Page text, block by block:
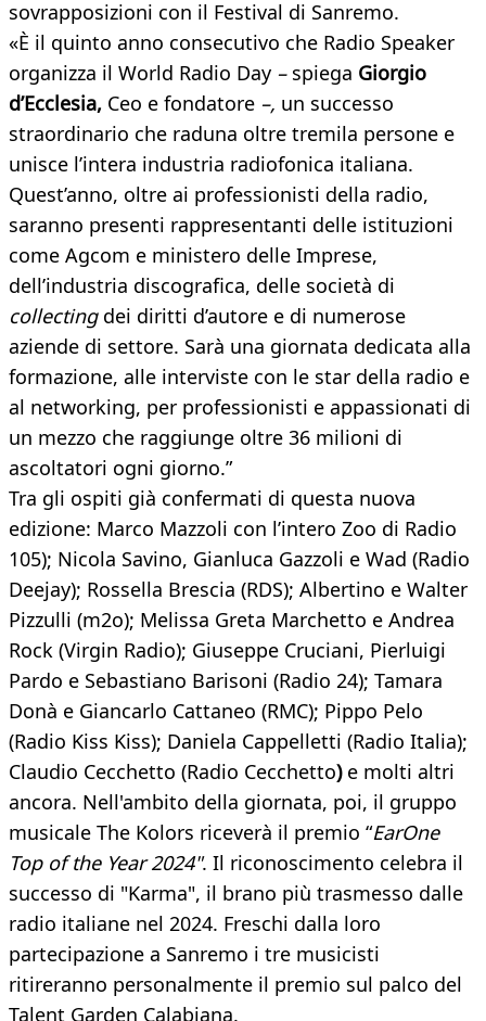
sovrapposizioni con il Festival di Sanremo.
«È il quinto anno consecutivo che Radio Speaker
organizza il World Radio Day – spiega Giorgio
d’Ecclesia, Ceo e fondatore –, un successo
straordinario che raduna oltre tremila persone e
unisce l’intera industria radiofonica italiana.
Quest’anno, oltre ai professionisti della radio,
saranno presenti rappresentanti delle istituzioni
come Agcom e ministero delle Imprese,
dell’industria discografica, delle società di
collectingdei diritti d’autore e di numerose
aziende di settore. Sarà una giornata dedicata alla
formazione, alle interviste con le star della radio e
al networking, per professionisti e appassionati di
un mezzo che raggiunge oltre 36 milioni di
ascoltatori ogni giorno.”
Tra gli ospiti già confermati di questa nuova
edizione: Marco Mazzoli con l’intero Zoo di Radio
105); Nicola Savino, Gianluca Gazzoli e Wad (Radio
Deejay); Rossella Brescia (RDS); Albertino e Walter
Pizzulli (m2o); Melissa Greta Marchetto e Andrea
Rock (Virgin Radio); Giuseppe Cruciani, Pierluigi
Pardo e Sebastiano Barisoni (Radio 24); Tamara
Donà e Giancarlo Cattaneo (RMC); Pippo Pelo
(Radio Kiss Kiss); Daniela Cappelletti (Radio Italia);
Claudio Cecchetto (Radio Cecchetto) e molti altri
ancora. Nell'ambito della giornata, poi, il gruppo
musicale The Kolors riceverà il premio “EarOne
Top of the Year 2024". Il riconoscimento celebra il
successo di "Karma", il brano più trasmesso dalle
radio italiane nel 2024. Freschi dalla loro
partecipazione a Sanremo i tre musicisti
ritireranno personalmente il premio sul palco del
Talent Garden Calabiana.